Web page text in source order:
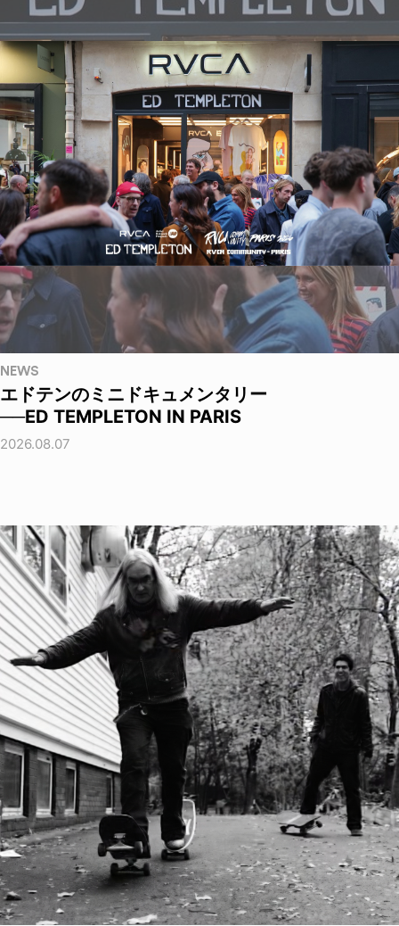
NEWS
エドテンのミニドキュメンタリー
──ED TEMPLETON IN PARIS
2026.08.07